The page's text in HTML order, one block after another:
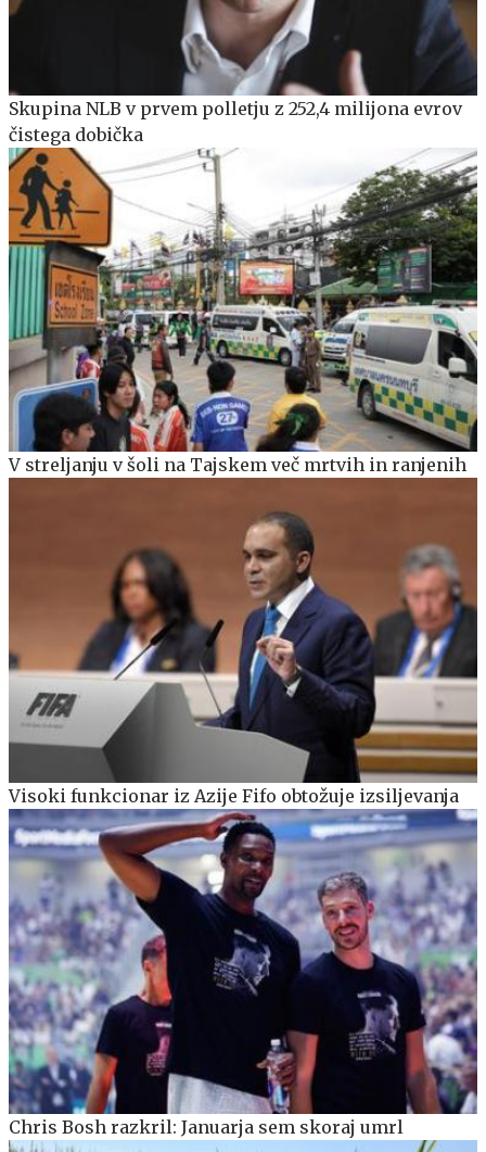
Skupina NLB v prvem polletju z 252,4 milijona evrov
čistega dobička
V streljanju v šoli na Tajskem več mrtvih in ranjenih
Visoki funkcionar iz Azije Fifo obtožuje izsiljevanja
Chris Bosh razkril: Januarja sem skoraj umrl